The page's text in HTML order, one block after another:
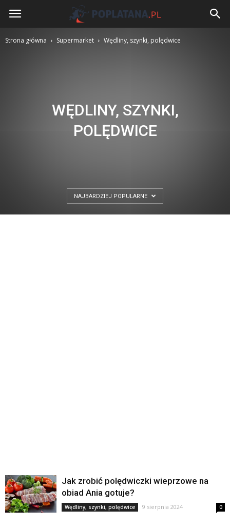
Poplatana.pl
Strona główna Supermarket Wędliny, szynki, polędwice
WĘDLINY, SZYNKI,
POLĘDWICE
NAJBARDZIEJ POPULARNE
Jak zrobić polędwiczki wieprzowe na
obiad Ania gotuje?
Wędliny, szynki, polędwice 9 sierpnia 2024 0